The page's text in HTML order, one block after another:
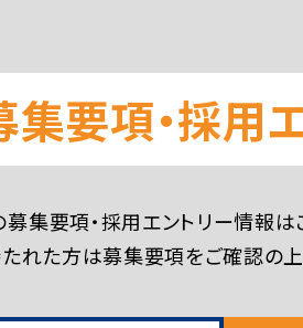
集要項・採用
集要項・採用エントリー情報は
れた方は募集要項をご確認の上